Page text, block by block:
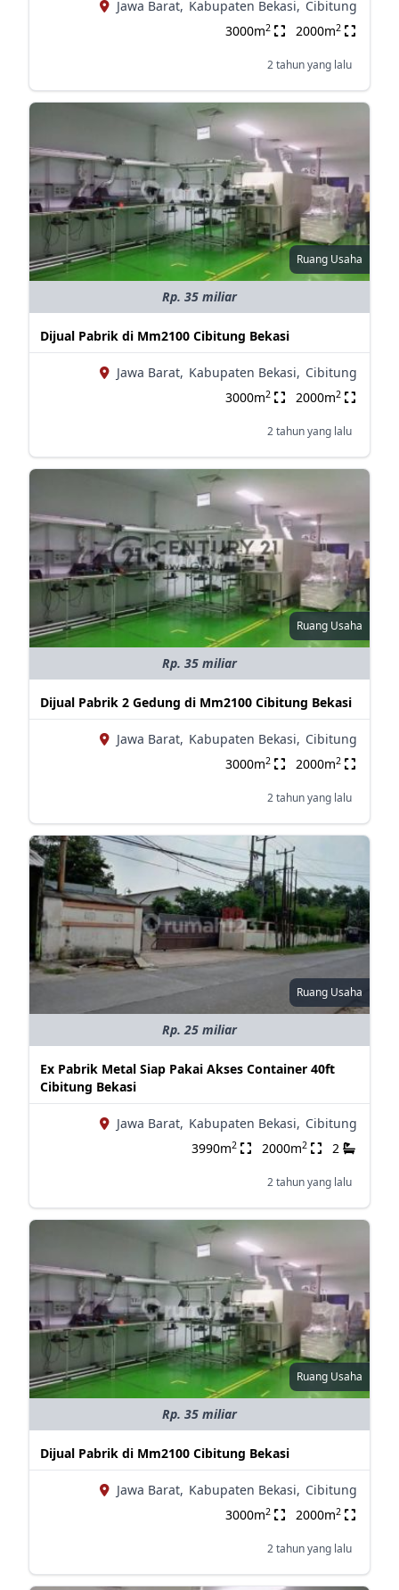
Jawa Barat, Kabupaten Bekasi, Cibitung
3000m2 2000m2
2 tahun yang lalu
Ruang Usaha
Rp. 35 miliar
Dijual Pabrik di Mm2100 Cibitung Bekasi
Jawa Barat, Kabupaten Bekasi, Cibitung
3000m2 2000m2
2 tahun yang lalu
Ruang Usaha
Rp. 35 miliar
Dijual Pabrik 2 Gedung di Mm2100 Cibitung Bekasi
Jawa Barat, Kabupaten Bekasi, Cibitung
3000m2 2000m2
2 tahun yang lalu
Ruang Usaha
Rp. 25 miliar
Ex Pabrik Metal Siap Pakai Akses Container 40ft
Cibitung Bekasi
Jawa Barat, Kabupaten Bekasi, Cibitung
3990m2 2000m2 2
2 tahun yang lalu
Ruang Usaha
Rp. 35 miliar
Dijual Pabrik di Mm2100 Cibitung Bekasi
Jawa Barat, Kabupaten Bekasi, Cibitung
3000m2 2000m2
2 tahun yang lalu